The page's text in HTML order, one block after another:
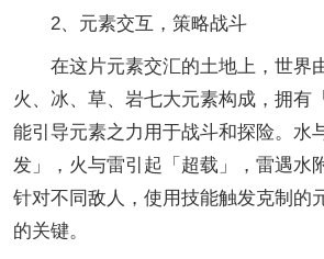
2、元素交互，策略战斗
在这片元素交汇的土地上，世界由
火、冰、草、岩七大元素构成，拥有
能引导元素之力用于战斗和探险。水
发」，火与雷引起「超载」，雷遇
针对不同敌人，使用技能触发克制的
的关键。